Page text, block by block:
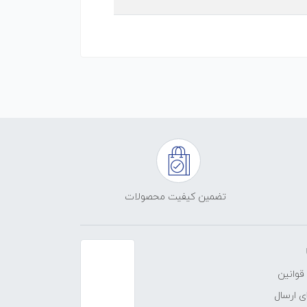
تضمین کیفیت محصولات
ارسال